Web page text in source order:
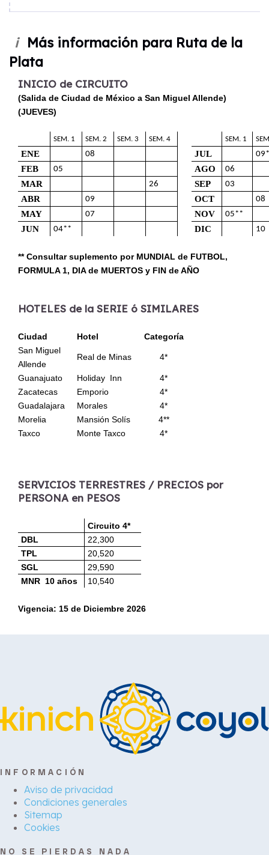
i
Más información para Ruta de la
Plata
INICIO de CIRCUITO
(Salida de Ciudad de México a San Miguel Allende)
(JUEVES)
SEM. 1 SEM. 2 SEM. 3 SEM. 4 SEM. 1
ENE 08 JUL
FEB 05 AGO 06
MAR 26 SEP 03
ABR 09 OCT 08
MAY 07 NOV 05**
JUN 04** DIC 10
** Consultar suplemento por MUNDIAL de FUTBOL,
FORMULA 1, DIA de MUERTOS y FIN de AÑO
HOTELES de la SERIE ó SIMILARES
Ciudad Hotel
Categoría
San Miguel
Allende
Real de Minas 4*
Guanajuato Holiday Inn
4*
Zacatecas
Emporio
4*
Guadalajara
Morales
4*
Morelia
Mansión Solís
4**
Taxco
Monte Taxco 4*
SERVICIOS TERRESTRES / PRECIOS por
PERSONA en PESOS
Circuito 4*
DBL
22,300
TPL
20,520
SGL
29,590
MNR 10 años
10,540
Vigencia: 15 de Diciembre 2026
INFORMACIÓN
Aviso de privacidad
Condiciones generales
Sitemap
Cookies
NO SE PIERDAS NADA